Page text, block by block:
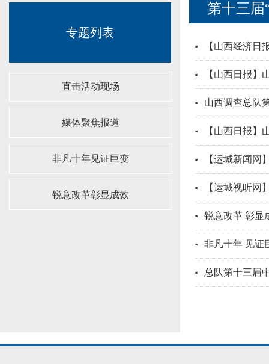
专题列表
直击活动现场
媒体聚焦报道
非凡十年见证巨变
锐意改革彰显成效
第十三届
【山西经济
【山西日报】
山西调查总队
【山西日报】
【运城新闻网
【运城视听网
锐意改革 彰
非凡十年 见
总队第十三届